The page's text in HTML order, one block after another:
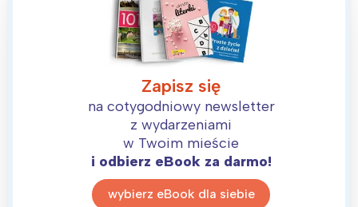
Zapisz się
na cotygodniowy newsletter
z wydarzeniami
w Twoim mieście
i odbierz eBook za darmo!
wybierz eBook dla siebie